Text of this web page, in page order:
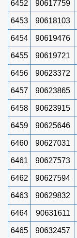
6452 90617759
6453 90618103
6454 90619476
6455 90619721
6456 90623372
6457 90623865
6458 90623915
6459 90625646
6460 90627031
6461 90627573
6462 90627594
6463 90629832
6464 90631611
6465 90632457